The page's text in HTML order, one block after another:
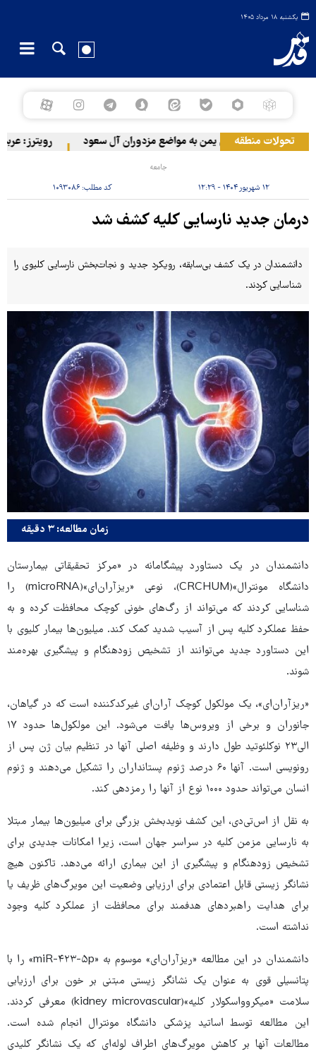
یکشنبه ۱۸ مرداد ۱۴۰۵
تحولات منطقه
حمله ارتش یمن به مواضع مزدوران آل سعود رویترز: عربستان ۸۶ درصد از موشک‌های پاتریوت خود را استفاده
جامعه
۱۲ شهریور ۱۴۰۴ - ۱۲:۲۹ کد مطلب: ۱۰۹۳۰۸۶
درمان جدید نارسایی کلیه کشف شد
دانشمندان در یک کشف بی‌سابقه، رویکرد جدید و نجات‌بخش نارسایی کلیوی را
شناسایی کردند.
زمان مطالعه: ۳ دقیقه
دانشمندان در یک دستاورد پیشگامانه در «مرکز تحقیقاتی بیمارستان
دانشگاه مونترال»(CRCHUM)، نوعی «ریزآران‌ای»(microRNA) را
شناسایی کردند که می‌تواند از رگ‌های خونی کوچک محافظت کرده و به
حفظ عملکرد کلیه پس از آسیب شدید کمک کند. میلیون‌ها بیمار کلیوی با
این دستاورد جدید می‌توانند از تشخیص زودهنگام و پیشگیری بهره‌مند
شوند.
«ریزآران‌ای»، یک مولکول کوچک آران‌ای غیرکدکننده است که در گیاهان،
جانوران و برخی از ویروس‌ها یافت می‌شود. این مولکول‌ها حدود ۱۷
الی۲۳ نوکلئوتید طول دارند و وظیفه اصلی آنها در تنظیم بیان ژن پس از
رونویسی است. آنها ۶۰ درصد ژنوم پستانداران را تشکیل می‌دهند و ژنوم
انسان می‌تواند حدود ۱۰۰۰ نوع از آنها را رمزدهی کند.
به نقل از اس‌تی‌دی، این کشف نویدبخش بزرگی برای میلیون‌ها بیمار مبتلا
به نارسایی مزمن کلیه در سراسر جهان است، زیرا امکانات جدیدی برای
تشخیص زودهنگام و پیشگیری از این بیماری ارائه می‌دهد. تاکنون هیچ
نشانگر زیستی قابل اعتمادی برای ارزیابی وضعیت این مویرگ‌های ظریف یا
برای هدایت راهبردهای هدفمند برای محافظت از عملکرد کلیه وجود
نداشته است.
دانشمندان در این مطالعه «ریزآران‌ای» موسوم به «miR-۴۲۳-۵p» را با
پتانسیلی قوی به عنوان یک نشانگر زیستی مبتنی بر خون برای ارزیابی
سلامت «میکروواسکولار کلیه»(kidney microvascular) معرفی کردند.
این مطالعه توسط اساتید پزشکی دانشگاه مونترال انجام شده است.
مطالعات آنها بر کاهش مویرگ‌های اطراف لوله‌ای که یک نشانگر کلیدی